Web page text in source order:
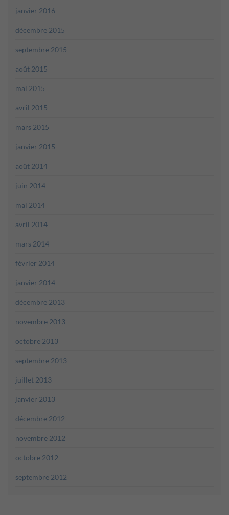
janvier 2016
décembre 2015
septembre 2015
août 2015
mai 2015
avril 2015
mars 2015
janvier 2015
août 2014
juin 2014
mai 2014
avril 2014
mars 2014
février 2014
janvier 2014
décembre 2013
novembre 2013
octobre 2013
septembre 2013
juillet 2013
janvier 2013
décembre 2012
novembre 2012
octobre 2012
septembre 2012